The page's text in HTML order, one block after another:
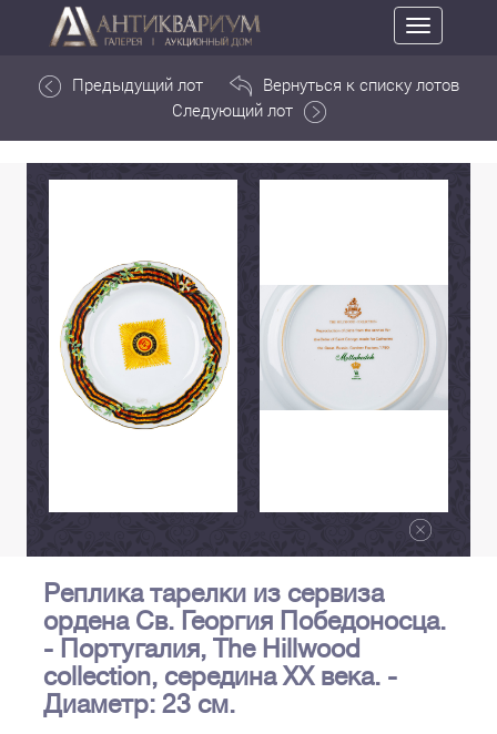
Toggle
navigation
Предыдущий лот
Вернуться к списку лотов
Следующий лот
Реплика тарелки из сервиза
ордена Св. Георгия Победоносца.
- Португалия, The Hillwood
collection, середина XX века. -
Диаметр: 23 см.